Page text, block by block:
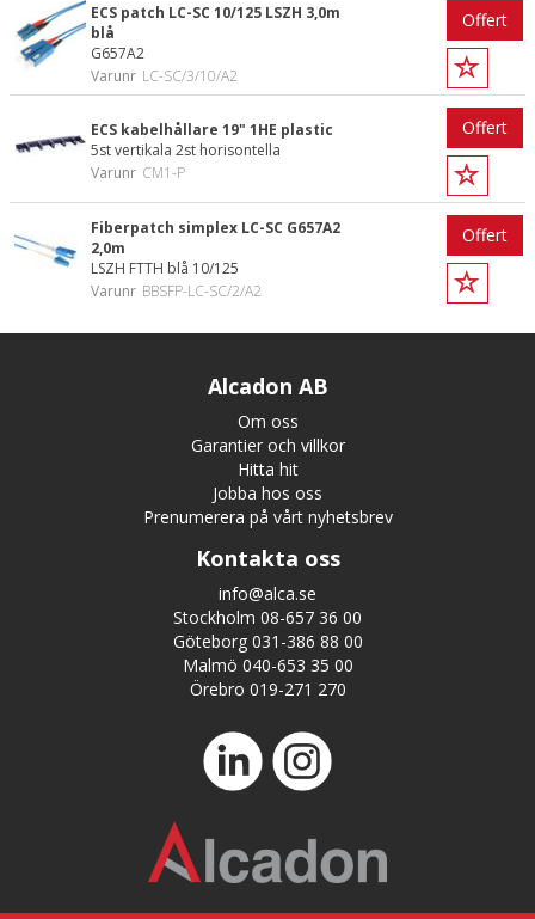
ECS patch LC-SC 10/125 LSZH 3,0m
blå
G657A2
Varunr LC-SC/3/10/A2
Offert
ECS kabelhållare 19" 1HE plastic
5st vertikala 2st horisontella
Varunr CM1-P
Offert
Fiberpatch simplex LC-SC G657A2
2,0m
LSZH FTTH blå 10/125
Varunr BBSFP-LC-SC/2/A2
Offert
Alcadon AB
Om oss
Garantier och villkor
Hitta hit
Jobba hos oss
Prenumerera på vårt nyhetsbrev
Kontakta oss
info@alca.se
Stockholm 08-657 36 00
Göteborg 031-386 88 00
Malmö 040-653 35 00
Örebro 019-271 270